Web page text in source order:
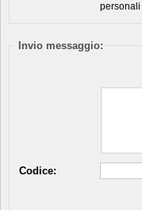
personali
Invio messaggio:
Codice: